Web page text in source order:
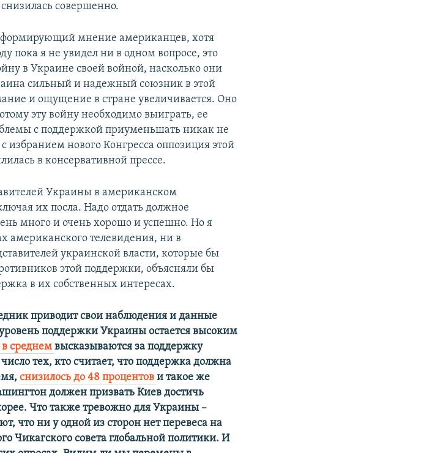
совершенно.
мнение американцев, хотя
пока я не увидел ни в одном вопросе, это
в Украине своей войной, насколько они
сильный и надежный союзник в этой
и ощущение в стране увеличивается. Оно
эту войну необходимо выиграть, ее
с поддержкой приуменьшать никак не
избранием нового Конгресса оппозиция этой
в консервативной прессе.
Украины в американском
их посла. Надо отдать должное
много и очень хорошо и успешно. Но я
американского телевидения, ни в
украинской власти, которые бы
этой поддержки, объясняли бы
в их собственных интересах.
приводит свои наблюдения и данные
поддержки Украины остается высоким
в среднемвысказываются за поддержку
тех, кто считает, что поддержка должна
снизилось до 48 процентови такое же
должен призвать Киев достичь
Что также тревожно для Украины –
что ни у одной из сторон нет перевеса на
Чикагского совета глобальной политики. И